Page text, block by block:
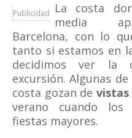
Publicidad
La costa
media
Barcelona, con lo
tanto si estamos en
decidimos ver la
excursión. Algunas
costa gozan devistas
verano cuando los
fiestas mayores.